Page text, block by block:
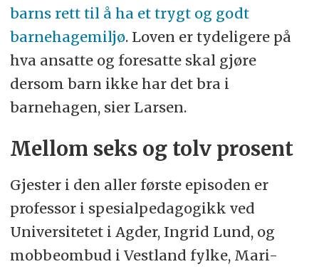
barns rett til å ha et trygt og godt
barnehagemiljø. Loven er tydeligere på
hva ansatte og foresatte skal gjøre
dersom barn ikke har det bra i
barnehagen, sier Larsen.
Mellom seks og tolv prosent
Gjester i den aller første episoden er
professor i spesialpedagogikk ved
Universitetet i Agder, Ingrid Lund, og
mobbeombud i Vestland fylke, Mari-